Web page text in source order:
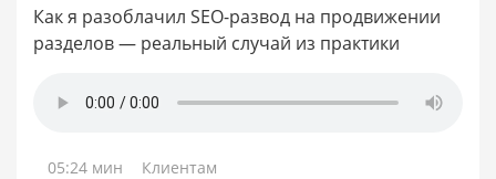
Как я разоблачил SEO-развод на продвижении
разделов — реальный случай из практики
05:24 мин Клиентам